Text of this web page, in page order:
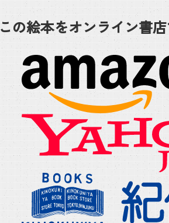
この絵本をオンライン書